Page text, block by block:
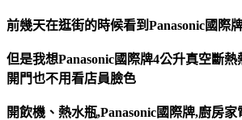
前幾天在逛街的時候看到Panasonic國際
但是我想Panasonic國際牌4公升真空斷
開門也不用看店員臉色
開飲機、熱水瓶,Panasonic國際牌,廚房